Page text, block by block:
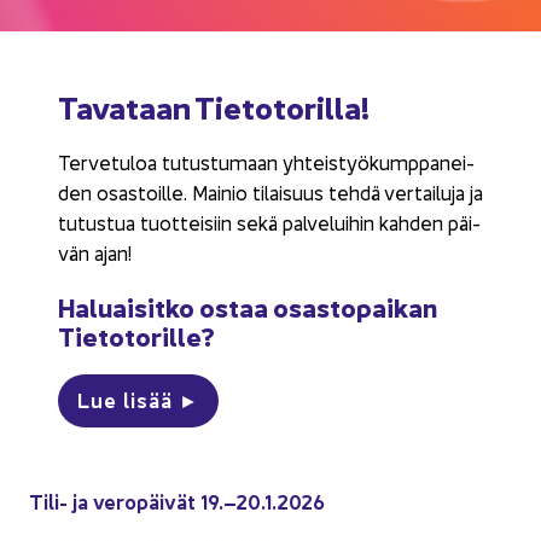
Tili- ja ve­ro­päi­vät 19.–20.1.2026
Ta­va­taan Tie­to­to­ril­la!
Ter­ve­tu­loa tu­tus­tu­maan yh­teis­työ­kump­pa­nei­
den osas­toil­le. Mai­nio ti­lai­suus tehdä ver­tai­lu­ja ja
tu­tus­tua tuot­tei­siin sekä pal­ve­lui­hin kah­den päi­
vän ajan!
Ha­luai­sit­ko ostaa osas­to­pai­kan
Tie­to­to­ril­le?
Lue lisää ►